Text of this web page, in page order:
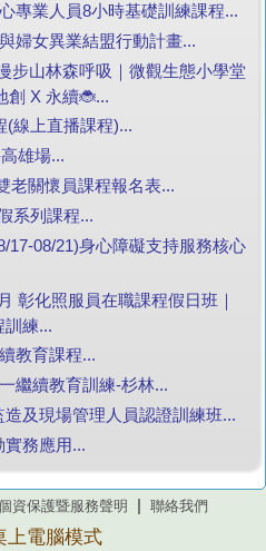
專業人員8小時基礎訓練課程...
婦女異業結盟行動計畫...
步山林森呼吸｜微觀生態小學堂
創 X 永續🐞...
(線上直播課程)...
雄場...
老關懷員課程報名表...
系列課程...
17-08/21)身心障礙支持服務核心
彰化照服員在職課程假日班｜
訓練...
教育課程...
繼續教育訓練-杉林...
及現場管理人員認證訓練班...
務應用...
資保護暨服務聲明 聯絡我們
上電腦模式